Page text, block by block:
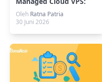
Kapan Website Perlu
Upgrade?
Oleh Ratna Patria
30 Juni 2026